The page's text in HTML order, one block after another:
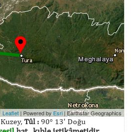
Leaflet | Powered by Esri | Earthstar Geographics
Tûl :90° 13' Doğu